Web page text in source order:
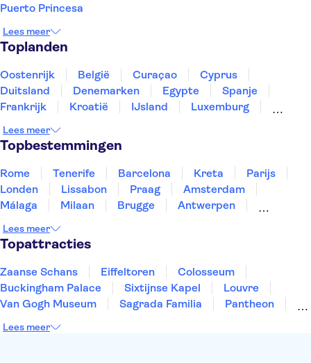
Puerto Princesa
Lees meer
Toplanden
Oostenrijk België Curaçao
Cyprus
Duitsland
Denemarken Egypte
Spanje
Frankrijk
Kroatië IJsland
Luxemburg
Slovenië
Thailand
Lees meer
Topbestemmingen
Rome Tenerife Barcelona Kreta
Parijs
Londen
Lissabon Praag
Amsterdam
Málaga
Milaan Brugge
Antwerpen
Eindhoven
Lees meer
Topattracties
Zaanse Schans Eiffeltoren
Colosseum
Buckingham Palace
Sixtijnse Kapel
Louvre
Van Gogh Museum
Sagrada Familia
Pantheon
Keukenhof
Lees meer